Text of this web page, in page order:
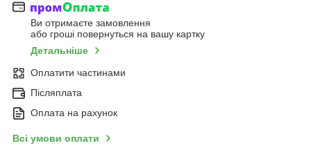
Ви отримаєте замовлення
або гроші повернуться на вашу картку
Детальніше
Оплатити частинами
Післяплата
Оплата на рахунок
Всі умови оплати